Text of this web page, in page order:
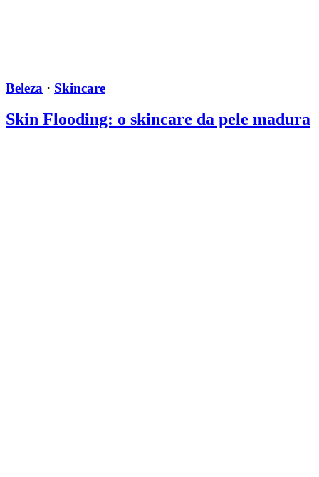
Beleza · Skincare
Skin Flooding: o skincare da pele madura